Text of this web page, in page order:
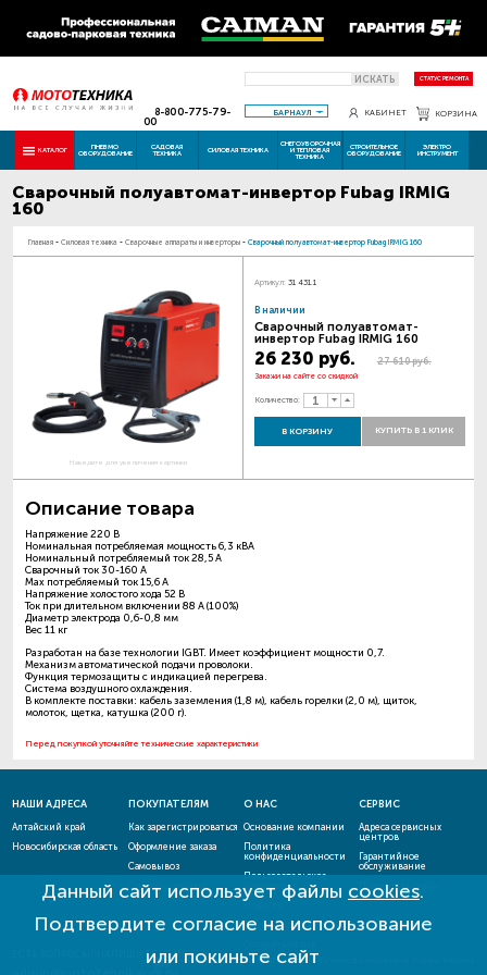
ИСКАТЬ СТАТУС РЕМОНТА
8-800-775-79-
00
БАРНАУЛ КАБИНЕТ КОРЗИНА
КАТАЛОГ ПНЕВМО
ОБОРУДОВАНИЕ
САДОВАЯ
ТЕХНИКА СИЛОВАЯ ТЕХНИКА
СНЕГОУБОРОЧНАЯ
И ТЕПЛОВАЯ
ТЕХНИКА
СТРОИТЕЛЬНОЕ
ОБОРУДОВАНИЕ
ЭЛЕКТРО
ИНСТРУМЕНТ
Сварочный полуавтомат-инвертор Fubag IRMIG
160
Главная - Силовая техника - Сварочные аппараты и инверторы - Сварочный полуавтомат-инвертор Fubag IRMIG 160
Наведите для увеличения картинки
Артикул: 31 431.1
В наличии
Сварочный полуавтомат-
инвертор Fubag IRMIG 160
26 230 руб. 27 610 руб.
Закажи на сайте со скидкой
Количество:
В КОРЗИНУ КУПИТЬ В 1 КЛИК
Описание товара
Напряжение 220 В
Номинальная потребляемая мощность 6,3 кВА
Номинальный потребляемый ток 28,5 А
Cварочный ток 30-160 А
Max потребляемый ток 15,6 А
Напряжение холостого хода 52 В
Ток при длительном включении 88 А (100%)
Диаметр электрода 0,6-0,8 мм
Вес 11 кг
Разработан на базе технологии IGBT. Имеет коэффициент мощности 0,7.
Механизм автоматической подачи проволоки.
Функция термозащиты с индикацией перегрева.
Система воздушного охлаждения.
В комплекте поставки: кабель заземления (1,8 м), кабель горелки (2,0 м), щиток,
молоток, щетка, катушка (200 г).
Перед покупкой уточняйте технические характеристики
Данный сайт использует файлы cookies.
Подтвердите согласие на использование
или покиньте сайт
НАШИ АДРЕСА
Алтайский край
Новосибирская область
ПОКУПАТЕЛЯМ
Как зарегистрироваться
Оформление заказа
Самовывоз
Способы оплаты
О НАС
Основание компании
Политика
конфиденциальности
Пользовательское
соглашение
Акции и скидки
СЕРВИС
Адреса сервисных
центров
Гарантийное
обслуживание
Проверить статус
ремонта
ЕСТЬ ВОПРОСЫ? НАПИШИТЕ НАМ!